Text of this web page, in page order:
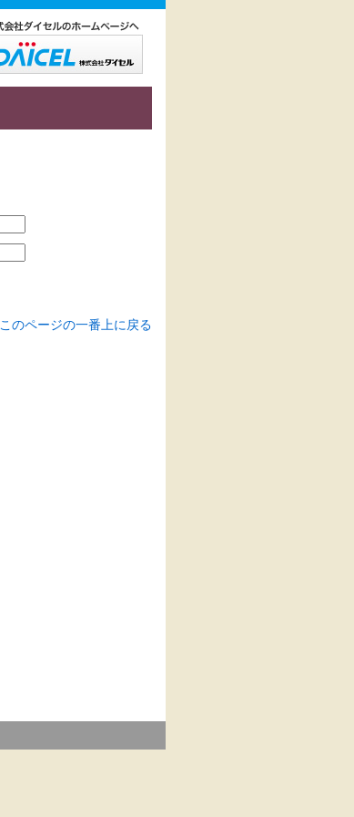
このページの一番上に戻る